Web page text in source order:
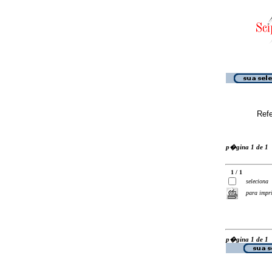
p�gina 1 de 1
1 / 1
seleciona
para
p�gina 1 de 1